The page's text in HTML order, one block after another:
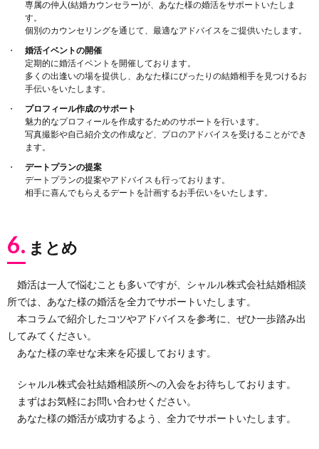
専属の仲人(結婚カウンセラー)が、あなた様の婚活をサポートいたしま
す。
個別のカウンセリングを通じて、最適なアドバイスをご提供いたします。
婚活イベントの開催
定期的に婚活イベントを開催しております。
多くの出逢いの場を提供し、あなた様にぴったりの結婚相手を見つけるお
手伝いをいたします。
プロフィール作成のサポート
魅力的なプロフィールを作成するためのサポートを行います。
写真撮影や自己紹介文の作成など、プロのアドバイスを受けることができ
ます。
デートプランの提案
デートプランの提案やアドバイスも行っております。
相手に喜んでもらえるデートを計画するお手伝いをいたします。
6. まとめ
婚活は一人で悩むことも多いですが、シャルル株式会社結婚相談
所では、あなた様の婚活を全力でサポートいたします。
本コラムで紹介したコツやアドバイスを参考に、ぜひ一歩踏み出
してみてください。
あなた様の幸せな未来を応援しております。
シャルル株式会社結婚相談所への入会をお待ちしております。
まずはお気軽にお問い合わせください。
あなた様の婚活が成功するよう、全力でサポートいたします。